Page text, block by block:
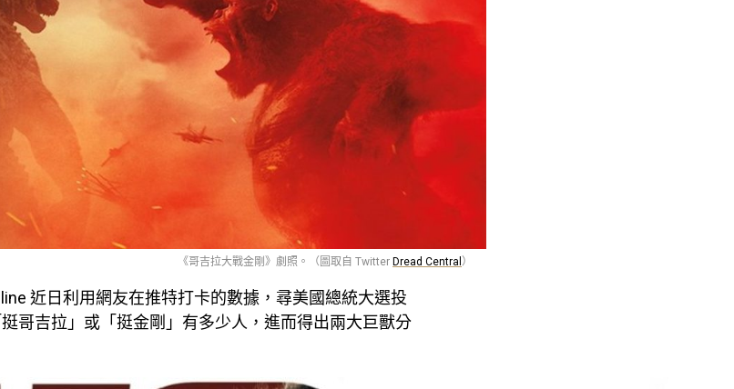
《哥吉拉大戰金剛》劇照。（圖取自 Twitter Dread Central ）
近日利用網友在推特打卡的數據，尋美國總統大選投
哥吉拉」或「挺金剛」有多少人，進而得出兩大巨獸分